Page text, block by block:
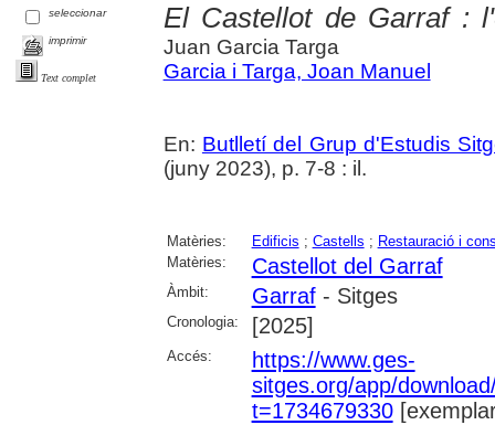
seleccionar
imprimir
Text complet
El Castellot de Garraf :
Juan Garcia Targa
Garcia i Targa, Joan Manuel
En: Butlletí del Grup d'Estudis
(juny 2023), p. 7-8 : il.
Matèries: Edificis ; Castells ; Restauració i
Matèries:
Castellot del Garraf
Àmbit: Garraf- Sitges
Cronologia: [2025]
Accés:
https://www.ges-
sitges.org/app/
t=1734679330